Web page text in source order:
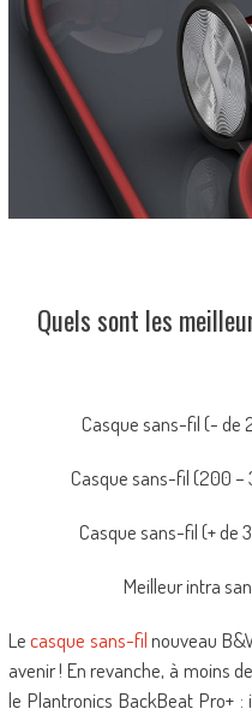
Quels sont les
Casque sans-fil (- de
Casque sans-fil (200 –
Casque sans-fil (+ de
Meilleur intra
Lecasque sans-filnouveau
avenir ! En revanche, à moins
le Plantronics BackBeat Pro+